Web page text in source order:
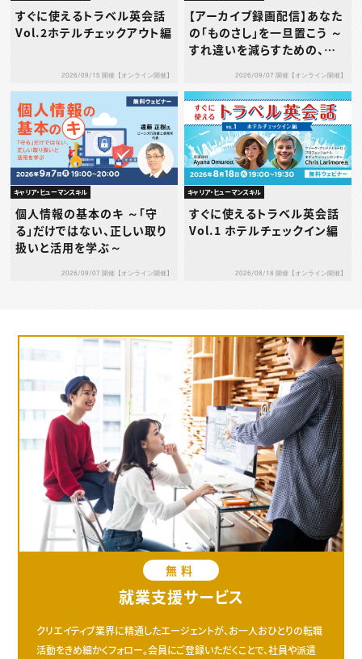
すぐに使えるトラベル英会話
Vol.2ホテルチェックアウト編
2026/09/15 開催【オンライン開催】
【アーカイブ録画配信】あなた
の「ものさし」を一旦置こう ～
すれ違いを減らすための、タ
2026/09/07 開催【オンライン開催】
キャリア・ヒューマンスキル
個人情報の基本のキ ～「守
る」だけではない、正しい取り
扱いと活用を学ぶ～
2026/09/07 開催【オンライン開催】
キャリア・ヒューマンスキル
すぐに使えるトラベル英会話
Vol.1 ホテルチェックイン編
2026/08/18 開催【オンライン開催】
無料
就業支援サービス
クリエイティブ業界に精通したエージェントが、お一人おひとりの転職
活動をきめ細かくフォロー。会員にご登録いただくことで、社員や派遣